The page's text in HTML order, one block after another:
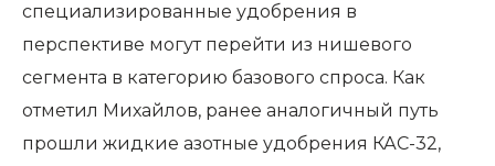
специализированные удобрения в
перспективе могут перейти из нишевого
сегмента в категорию базового спроса. Как
отметил Михайлов, ранее аналогичный путь
прошли жидкие азотные удобрения КАС-32,